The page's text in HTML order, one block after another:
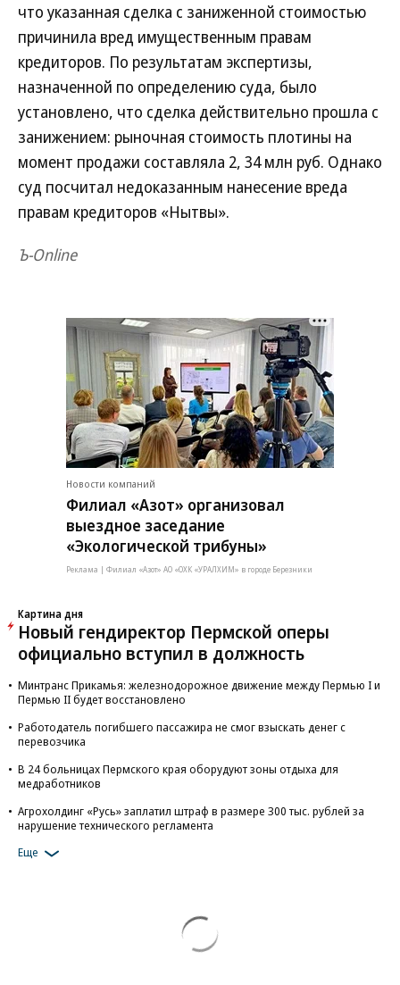
что указанная сделка с заниженной стоимостью
причинила вред имущественным правам
кредиторов. По результатам экспертизы,
назначенной по определению суда, было
установлено, что сделка действительно прошла с
занижением: рыночная стоимость плотины на
момент продажи составляла 2, 34 млн руб. Однако
суд посчитал недоказанным нанесение вреда
правам кредиторов «Нытвы».
Ъ-Online
Новости компаний
Филиал «Азот» организовал
выездное заседание
«Экологической трибуны»
Реклама | Филиал «Азот» АО «ОХК «УРАЛХИМ» в городе Березники
Картина дня
Новый гендиректор Пермской оперы
официально вступил в должность
Минтранс Прикамья: железнодорожное движение между Пермью I и
Пермью II будет восстановлено
Работодатель погибшего пассажира не смог взыскать денег с
перевозчика
В 24 больницах Пермского края оборудуют зоны отдыха для
медработников
Агрохолдинг «Русь» заплатил штраф в размере 300 тыс. рублей за
нарушение технического регламента
Еще